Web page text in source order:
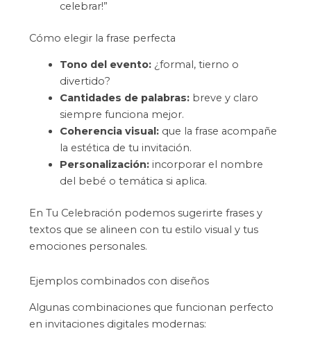
celebrar!”
Cómo elegir la frase perfecta
Tono del evento: ¿formal, tierno o
divertido?
Cantidades de palabras: breve y claro
siempre funciona mejor.
Coherencia visual: que la frase acompañe
la estética de tu invitación.
Personalización: incorporar el nombre
del bebé o temática si aplica.
En Tu Celebración podemos sugerirte frases y
textos que se alineen con tu estilo visual y tus
emociones personales.
Ejemplos combinados con diseños
Algunas combinaciones que funcionan perfecto
en invitaciones digitales modernas: